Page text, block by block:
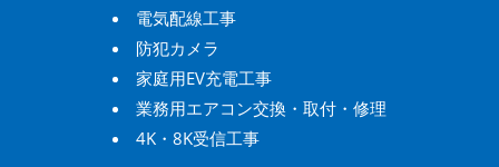
電気配線工事
防犯カメラ
家庭用EV充電工事
業務用エアコン交換・取付・修理
4K・8K受信工事